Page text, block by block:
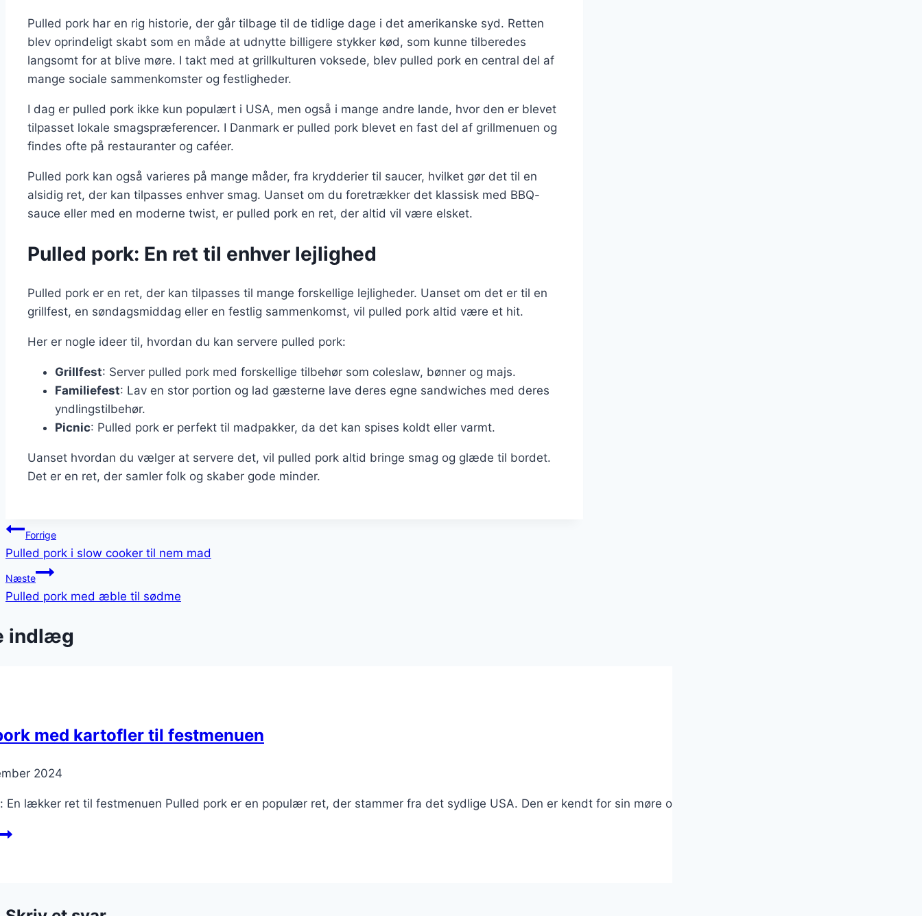
Pulled pork har en rig historie, der går tilbage til de tidlige dage i det amerikanske syd. Retten
blev oprindeligt skabt som en måde at udnytte billigere stykker kød, som kunne tilberedes
langsomt for at blive møre. I takt med at grillkulturen voksede, blev pulled pork en central del af
mange sociale sammenkomster og festligheder.
I dag er pulled pork ikke kun populært i USA, men også i mange andre lande, hvor den er blevet
tilpasset lokale smagspræferencer. I Danmark er pulled pork blevet en fast del af grillmenuen og
findes ofte på restauranter og caféer.
Pulled pork kan også varieres på mange måder, fra krydderier til saucer, hvilket gør det til en
alsidig ret, der kan tilpasses enhver smag. Uanset om du foretrækker det klassisk med BBQ-
sauce eller med en moderne twist, er pulled pork en ret, der altid vil være elsket.
Pulled pork: En ret til enhver lejlighed
Pulled pork er en ret, der kan tilpasses til mange forskellige lejligheder. Uanset om det er til en
grillfest, en søndagsmiddag eller en festlig sammenkomst, vil pulled pork altid være et hit.
Her er nogle ideer til, hvordan du kan servere pulled pork:
Grillfest: Server pulled pork med forskellige tilbehør som coleslaw, bønner og majs.
Familiefest: Lav en stor portion og lad gæsterne lave deres egne sandwiches med deres
yndlingstilbehør.
Picnic: Pulled pork er perfekt til madpakker, da det kan spises koldt eller varmt.
Uanset hvordan du vælger at servere det, vil pulled pork altid bringe smag og glæde til bordet.
Det er en ret, der samler folk og skaber gode minder.
Indlægsnavigation
Forrige
Pulled pork i slow cooker til nem mad
Næste
Pulled pork med æble til sødme
indlæg
med kartofler til festmenuen
2024
En lækker ret til festmenuen Pulled pork er en populær ret, der stammer fra det sydlige USA. Den er kendt for sin møre og saftige konsistens, som opnås ved at